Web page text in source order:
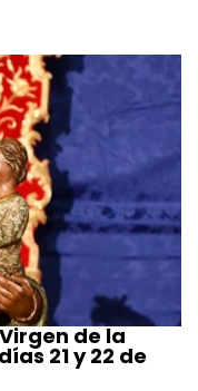
de la
21 y 22 de